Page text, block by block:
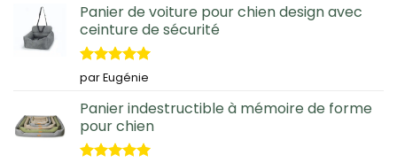
Panier de voiture pour chien design avec
ceinture de sécurité
Note5sur
5
par Eugénie
Panier indestructible à mémoire de forme
pour chien